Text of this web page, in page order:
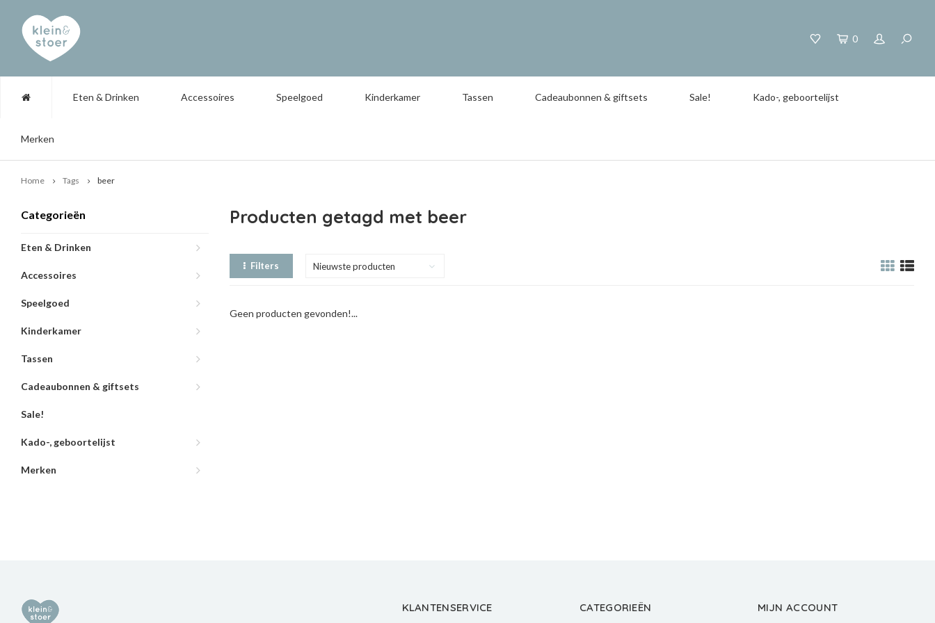
0
Eten & Drinken Accessoires Speelgoed Kinderkamer Tassen Cadeaubonnen & giftsets Sale! Kado-, geboortelijst
Merken
Home Tags beer
Categorieën
Eten & Drinken
Accessoires
Speelgoed
Kinderkamer
Tassen
Cadeaubonnen & giftsets
Sale!
Kado-, geboortelijst
Merken
Producten getagd met beer
Filters Nieuwste producten
Geen producten gevonden!...
KLANTENSERVICE CATEGORIEËN MIJN ACCOUNT